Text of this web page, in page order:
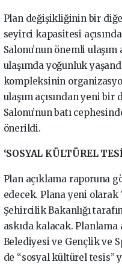
Plan değişikliğinin bir
seyirci kapasitesi
Salonu’nun önemli
ulaşımda yoğunluk
kompleksinin
ulaşım açısından yeni
Salonu’nun batı
önerildi.
‘SOSYAL KÜLTÜREL
Plan açıklama raporuna
edecek. Plana yeni
Şehircilik Bakanlığı
askıda kalacak.
Belediyesi ve Gençlik ve
de “sosyal kültürel tesis”